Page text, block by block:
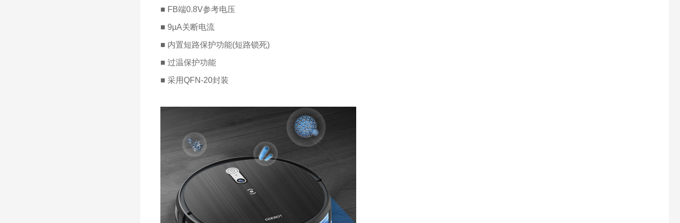
■ FB端0.8V参考电压
■ 9µA关断电流
■ 内置短路保护功能(短路锁死)
■ 过温保护功能
■ 采用QFN-20封装